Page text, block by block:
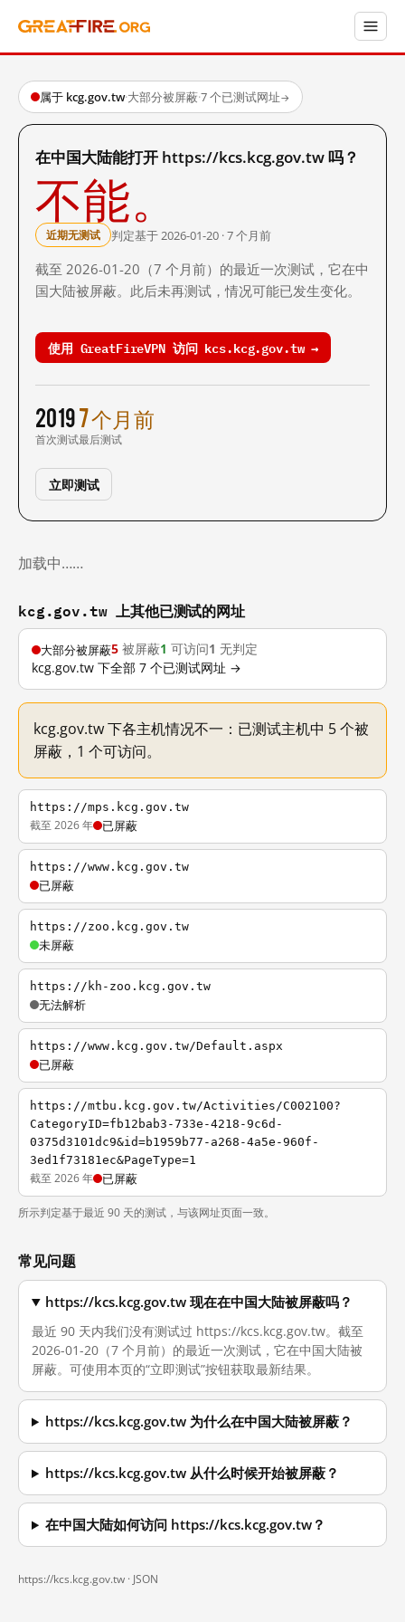
属于 kcg.gov.tw·大部分被屏蔽·7 个已测试网址→
在中国大陆能打开 https://kcs.kcg.gov.tw 吗？
不能。
近期无测试 判定基于 2026-01-20 · 7 个月前
截至 2026-01-20（7 个月前）的最近一次测试，它在中
国大陆被屏蔽。此后未再测试，情况可能已发生变化。
使用 GreatFireVPN 访问 kcs.kcg.gov.tw →
2019
首次测试
7 个月前
最后测试
立即测试
加载中……
kcg.gov.tw 上其他已测试的网址
大部分被屏蔽5 被屏蔽1 可访问1 无判定
kcg.gov.tw 下全部 7 个已测试网址 →
kcg.gov.tw 下各主机情况不一：已测试主机中 5 个被
屏蔽，1 个可访问。
https://mps.kcg.gov.tw
截至 2026 年 已屏蔽
https://www.kcg.gov.tw
已屏蔽
https://zoo.kcg.gov.tw
未屏蔽
https://kh-zoo.kcg.gov.tw
无法解析
https://www.kcg.gov.tw/Default.aspx
已屏蔽
https://mtbu.kcg.gov.tw/Activities/C002100?
CategoryID=fb12bab3-733e-4218-9c6d-
0375d3101dc9&id=b1959b77-a268-4a5e-960f-
3ed1f73181ec&PageType=1
截至 2026 年 已屏蔽
所示判定基于最近 90 天的测试，与该网址页面一致。
常见问题
https://kcs.kcg.gov.tw 现在在中国大陆被屏蔽吗？
最近 90 天内我们没有测试过 https://kcs.kcg.gov.tw。截至
2026-01-20（7 个月前）的最近一次测试，它在中国大陆被
屏蔽。可使用本页的“立即测试”按钮获取最新结果。
https://kcs.kcg.gov.tw 为什么在中国大陆被屏蔽？
https://kcs.kcg.gov.tw 从什么时候开始被屏蔽？
在中国大陆如何访问 https://kcs.kcg.gov.tw？
https://kcs.kcg.gov.tw · JSON